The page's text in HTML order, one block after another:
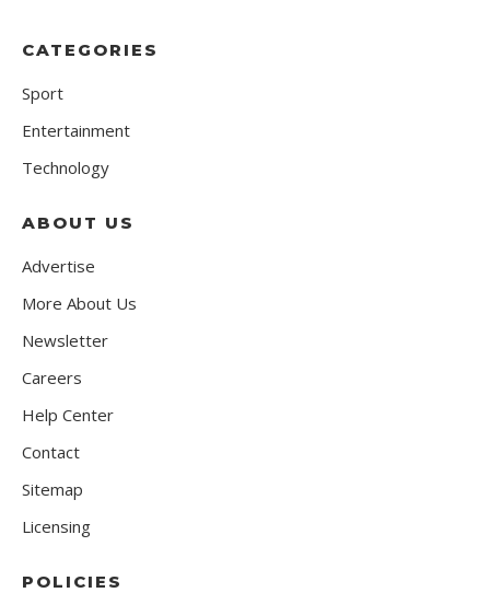
CATEGORIES
Sport
Entertainment
Technology
ABOUT US
Advertise
More About Us
Newsletter
Careers
Help Center
Contact
Sitemap
Licensing
POLICIES